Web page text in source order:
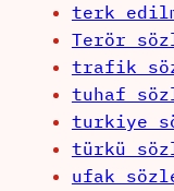
terk
Terör
trafik
tuhaf
turkiye
türkü
ufak